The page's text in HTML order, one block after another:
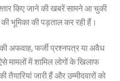
किए जाने की खबरें सामने आ चुकी
भूमिका की पड़ताल कर रही हैं।
की अफवाह, फर्जी प्रश्नपत्र या अवैध
मामलों में शामिल लोगों के खिलाफ
तैयारियां जारी हैं और उम्मीदवारों को